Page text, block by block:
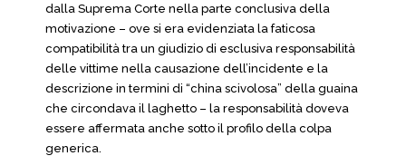
dalla Suprema Corte nella parte conclusiva della
motivazione – ove si era evidenziata la faticosa
compatibilità tra un giudizio di esclusiva responsabilità
delle vittime nella causazione dell’incidente e la
descrizione in termini di “china scivolosa” della guaina
che circondava il laghetto – la responsabilità doveva
essere affermata anche sotto il profilo della colpa
generica.